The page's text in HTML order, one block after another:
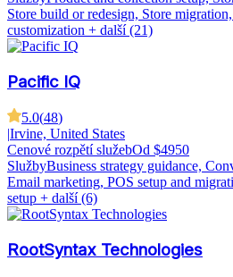
Store build or redesign, Store
customization + další (21)
Pacific IQ
5.0(48)
|Irvine, United States
Cenové rozpětí služebOd $4950
SlužbyBusiness strategy guidance,
Email marketing, POS setup and
setup + další (6)
RootSyntax Technologies